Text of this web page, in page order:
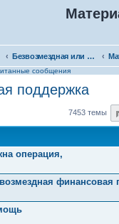
Безвозмездная или условно-безвозмездная помощь
сообщения
поддержка
7453 темы
операция,